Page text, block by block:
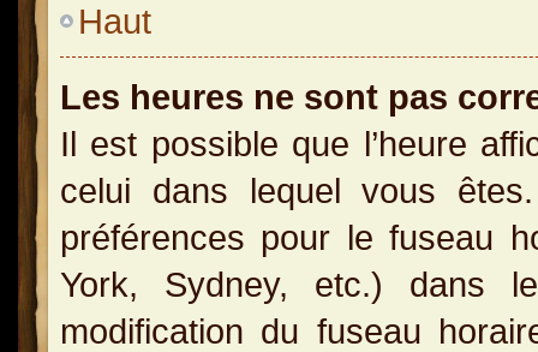
Haut
Les heures ne sont pas
Il est possible que l’heure
celui dans lequel vous
préférences pour le fuseau
York, Sydney, etc.) dans
modification du fuseau